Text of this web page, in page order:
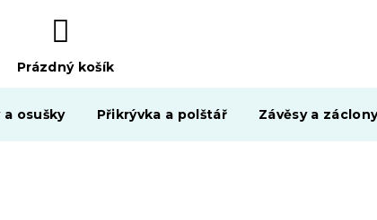
NÁKUPNÍ
KOŠÍK
Prázdný košík
a osušky Přikrývka a polštář Závěsy a